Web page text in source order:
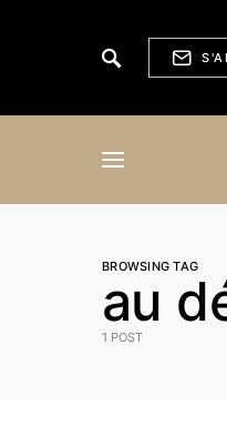
BROWSING TAG
au
1 POST